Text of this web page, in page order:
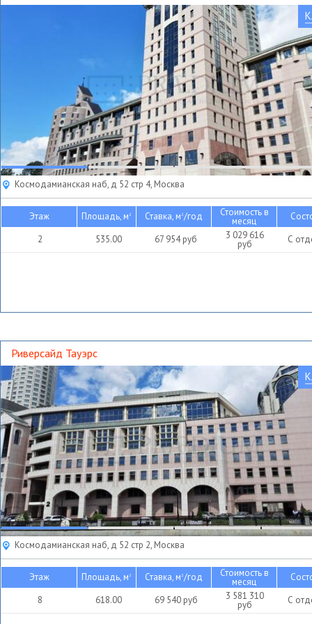
Космодамианская наб, д 52 стр 4, Москва
Этаж Площадь, м2 Ставка, м2/год Стоимость в
месяц
2
535.00 67 954руб 3 029 616
руб С
Риверсайд Тауэрс
Космодамианская наб, д 52 стр 2, Москва
Этаж Площадь, м2 Ставка, м2/год Стоимость в
месяц
8
618.00 69 540руб 3 581 310
руб С